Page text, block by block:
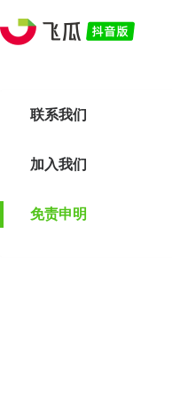
联系我们
加入我们
免责申明